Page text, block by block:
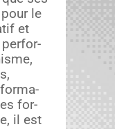
le
et
per­for­
for­ma­
for­
il est